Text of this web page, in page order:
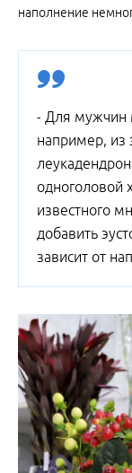
наполнение
- Для мужчин
например, из
одноголовой
известного
добавить
зависит от